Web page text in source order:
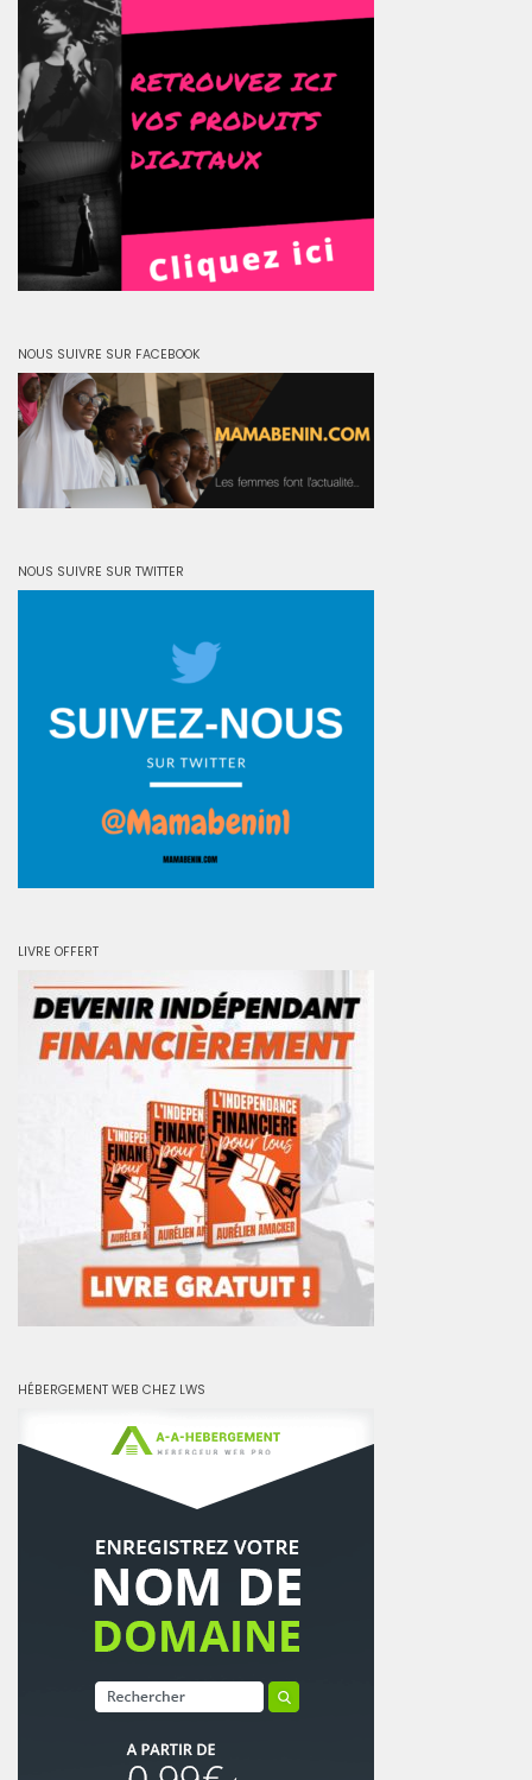
NOUS SUIVRE SUR FACEBOOK
NOUS SUIVRE SUR TWITTER
LIVRE OFFERT
HÉBERGEMENT WEB CHEZ LWS